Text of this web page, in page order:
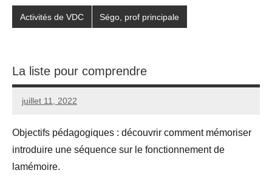
Activités de VDC Ségo, prof principale
La liste pour comprendre
juillet 11, 2022
Seg0_La_Vraie
Aucun
Objectifs pédagogiques : découvrir comment mémoriser
introduire une séquence sur le fonctionnement de
lamémoire.